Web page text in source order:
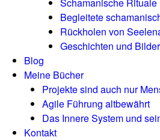
Begleitete
Rückholen von
Geschichten und Bilder
Blog
Meine Bücher
Projekte sind auch nur
Agile Führung altbewährt
Das Innere System und
Kontakt